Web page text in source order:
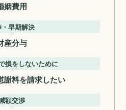
姻費用
早期解決
産分与
損をしないために
謝料を請求したい
額交渉